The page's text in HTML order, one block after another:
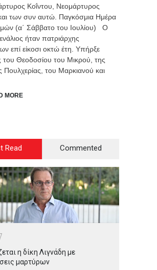
Κοΐντου, Νεομάρτυρος
των συν αυτώ. Παγκόσμια Ημέρα
(α΄ Σάββατο του Ιουλίου) Ο
ήταν πατριάρχης
επί είκοσι οκτώ έτη. Υπήρξε
του Θεοδοσίου του Μικρού, της
Πουλχερίας, του Μαρκιανού και
MORE
Read Commented
η δίκη Λιγνάδη με
μαρτύρων